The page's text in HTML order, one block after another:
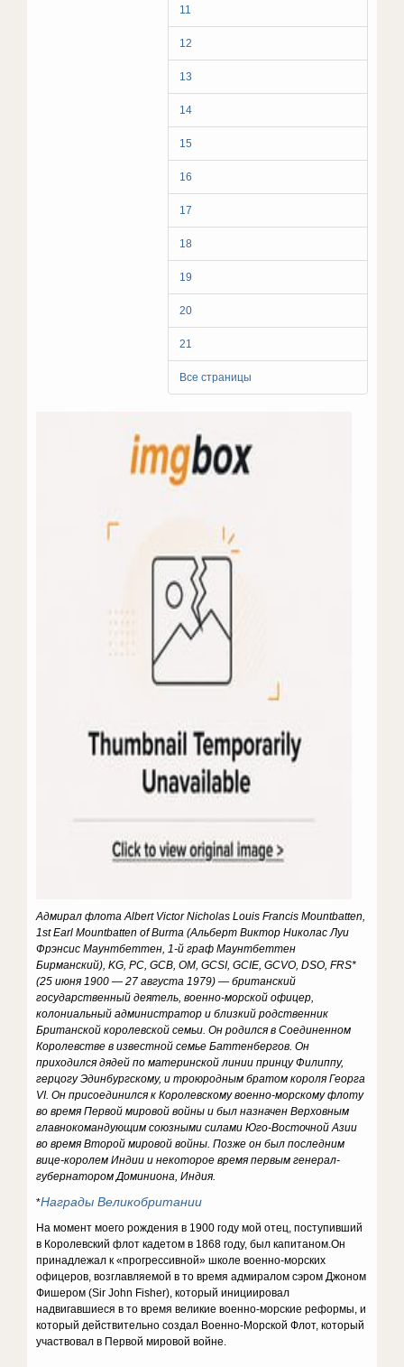
11
12
13
14
15
16
17
18
19
20
21
Все страницы
Адмирал флота Albert Victor Nicholas Louis Francis Mountbatten,
1st Earl Mountbatten of Burma (Альберт Виктор Николас Луи
Фрэнсис Маунтбеттен, 1-й граф Маунтбеттен
Бирманский), KG, PC, GCB, OM, GCSI, GCIE, GCVO, DSO, FRS*
(25 июня 1900 — 27 августа 1979) — британский
государственный деятель, военно-морской офицер,
колониальный администратор и близкий родственник
Британской королевской семьи. Он родился в Соединенном
Королевстве в известной семье Баттенбергов. Он
приходился дядей по материнской линии принцу Филиппу,
герцогу Эдинбургскому, и троюродным братом короля Георга
VI.Он присоединился к Королевскому военно-морскому флоту
во время Первой мировой войны и был назначен Верховным
главнокомандующим союзными силами Юго-Восточной Азии
во время Второй мировой войны.Позже он был последним
вице-королем Индии и некоторое время первым генерал-
губернатором Доминиона, Индия.
*Награды Великобритании
На момент моего рождения в 1900 году мой отец, поступивший
в Королевский флот кадетом в 1868 году, был капитаном.Он
принадлежал к «прогрессивной» школе военно-морских
офицеров, возглавляемой в то время адмиралом сэром Джоном
Фишером (Sir John Fisher), который инициировал
надвигавшиеся в то время великие военно-морские реформы, и
который действительно создал Военно-Морской Флот, который
участвовал в Первой мировой войне.